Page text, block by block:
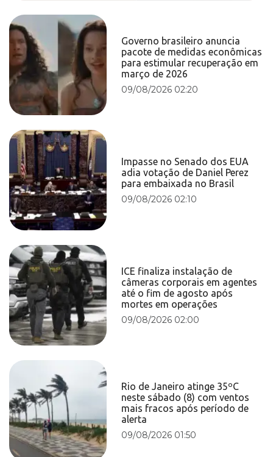
Governo brasileiro anuncia
pacote de medidas econômicas
para estimular recuperação em
março de 2026
09/08/2026 02:20
Impasse no Senado dos EUA
adia votação de Daniel Perez
para embaixada no Brasil
09/08/2026 02:10
ICE finaliza instalação de
câmeras corporais em agentes
até o fim de agosto após
mortes em operações
09/08/2026 02:00
Rio de Janeiro atinge 35ºC
neste sábado (8) com ventos
mais fracos após período de
alerta
09/08/2026 01:50